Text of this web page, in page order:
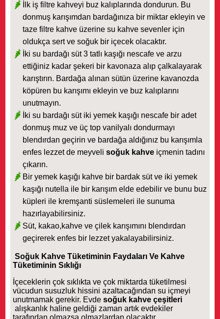
İlk iş filtre kahveyi buz kalıplarında dondurun. Bu
donmuş karışımdan bardağınıza bir miktar ekleyin ve
taze filtre kahve üzerine su kahve sevenler için
oldukça sert ve soğuk bir içecek olacaktır.
İki su bardağı süt 3 tatlı kaşığı nescafe ve arzu
ettiğiniz kadar şekeri bir kavonaza alıp çalkalayarak
karıştırın. Bardağa alınan sütün üzerine kavanozda
köpüren bu karışımı ekleyin ve buz kalıplarını
unutmayın.
İki su bardağı süt iki yemek kaşığı nescafe bir adet
donmuş muz ve üç top vanilyalı dondurmayı
blendırdan geçirin ve bardağa aldığınız bu karışımla
enfes lezzet de meyvelisoğuk kahve içmenin tadını
çıkarın.
Bir yemek kaşığı kahve bir bardak süt ve iki yemek
kaşığı nutella ile bir karışım elde edebilir ve bunu buz
küpleri ile kremşanti süslemeleri ile sunuma
hazırlayabilirsiniz.
Süt, kakao,kahve ve çilek karışımını blendırdan
geçirerek enfes bir lezzet yakalayabilirsiniz.
Soğuk Kahve Tüketiminin Faydaları Ve Kahve
Tüketiminin Sıklığı
İçeceklerin çok sıklıkta ve çok miktarda tüketilmesi
vücudun susuzluk hissini azaltacağından su içmeyi
unutmamak gerekir. Evde soğuk kahve çeşitleri
alışkanlık haline geldiği zaman artık evdekiler